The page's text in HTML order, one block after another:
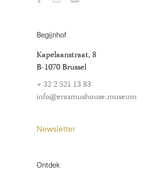
Begijnhof
Kapelaanstraat, 8
B-1070 Brussel
+ 32 2 521 13 83
info@erasmushouse.museum
Newsletter
Ontdek